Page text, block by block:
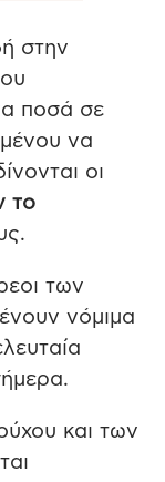
στην
ποσά σε
να
οι
το
των
νόμιμα
και των